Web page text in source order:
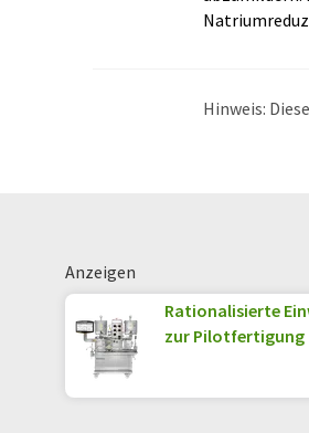
Hinweis:
Anzeigen
Rationalisierte
zur Pilotfertigung